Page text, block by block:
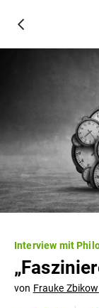
Interview mit
von Frauke